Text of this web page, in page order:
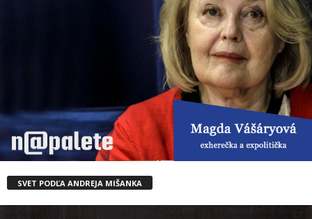
SVET PODĽA ANDREJA MIŠANKA